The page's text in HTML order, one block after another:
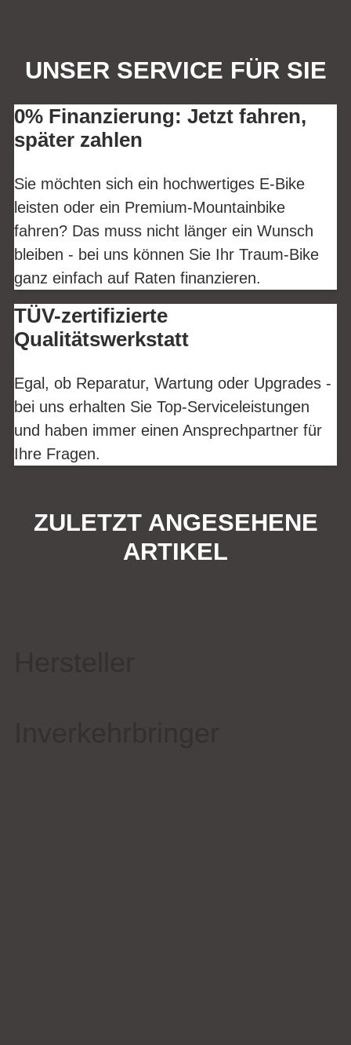
UNSER SERVICE FÜR SIE
0% Finanzierung: Jetzt fahren,
später zahlen
Sie möchten sich ein hochwertiges E-Bike
leisten oder ein Premium-Mountainbike
fahren? Das muss nicht länger ein Wunsch
bleiben - bei uns können Sie Ihr Traum-Bike
ganz einfach auf Raten finanzieren.
TÜV-zertifizierte
Qualitätswerkstatt
Egal, ob Reparatur, Wartung oder Upgrades -
bei uns erhalten Sie Top-Serviceleistungen
und haben immer einen Ansprechpartner für
Ihre Fragen.
ZULETZT ANGESEHENE
ARTIKEL